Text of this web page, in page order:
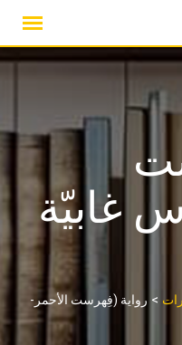
غابيّة
> رواية (فِهرست الأحمر-